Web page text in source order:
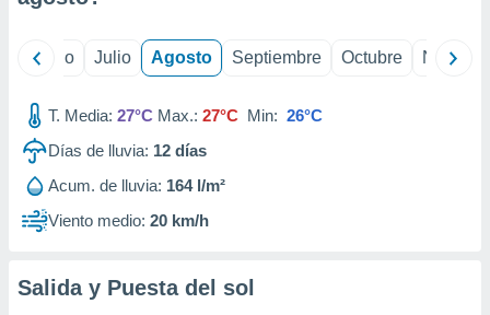
1199
Junio Julio Agosto Septiembre Octubre
T. Media: 27°C Max.: 27°C Min: 26°C
Días de lluvia: 12 días
Acum. de lluvia: 164 l/m²
Viento medio: 20 km/h
Salida y Puesta del sol